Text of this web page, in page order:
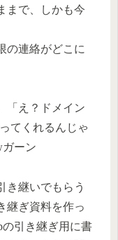
まで、しかも今
の連絡がどこに
「え？ドメイン
てくれるんじゃ
ーン
き継いでもらう
継ぎ資料を作っ
の引き継ぎ用に書